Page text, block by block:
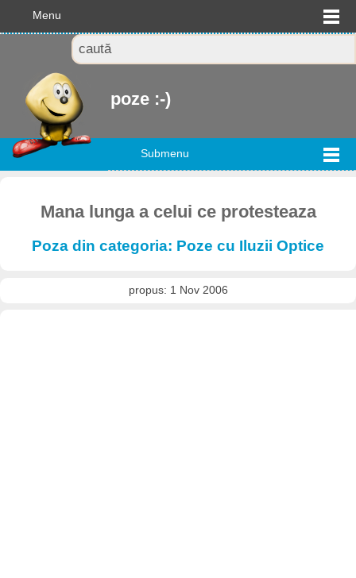
Menu
poze :-)
Submenu
Mana lunga a celui ce protesteaza
Poza din categoria: Poze cu Iluzii Optice
propus: 1 Nov 2006